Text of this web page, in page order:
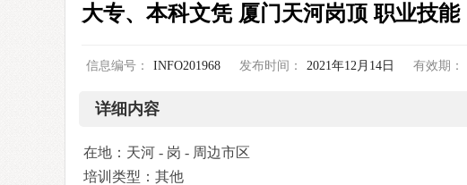
大专、本科文凭 厦门天河岗顶 职业技能
信息编号： INFO201968 发布时间： 2021年12月14日 有效期：
详细内容
在地：天河 - 岗 - 周边市区
培训类型：其他